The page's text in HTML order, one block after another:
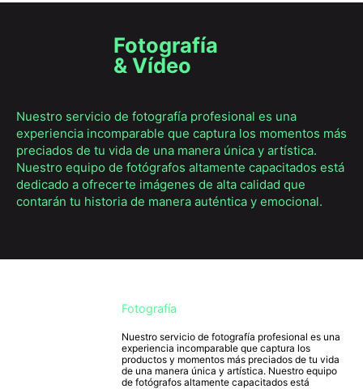
Fotografía
& Vídeo
Nuestro servicio de fotografía profesional es una
experiencia incomparable que captura los momentos más
preciados de tu vida de una manera única y artística.
Nuestro equipo de fotógrafos altamente capacitados está
dedicado a ofrecerte imágenes de alta calidad que
contarán tu historia de manera auténtica y emocional.
Fotografía
Nuestro servicio de fotografía profesional es una
experiencia incomparable que captura los
productos y momentos más preciados de tu vida
de una manera única y artística. Nuestro equipo
de fotógrafos altamente capacitados está